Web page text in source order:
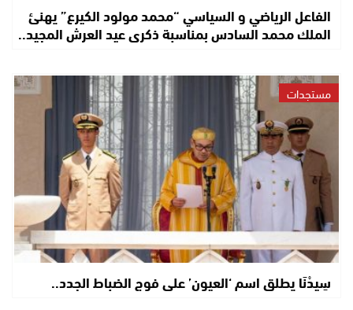
الفاعل الرياضي و السياسي “محمد مولود الكيرع” يهنئ
الملك محمد السادس بمناسبة ذكرى عيد العرش المجيد..
مستجدات
سِيدْنَا يطلق اسم ‘العيون’ على فوج الضباط الجدد..